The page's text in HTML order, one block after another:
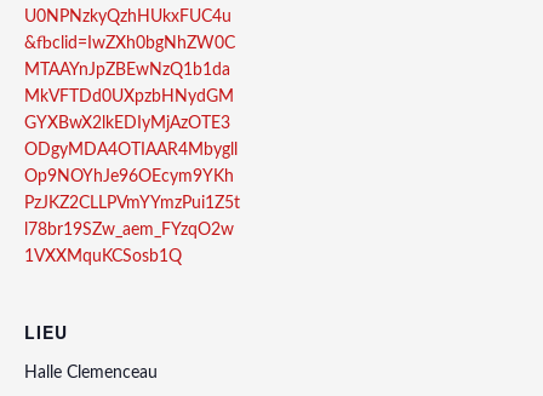
U0NPNzkyQzhHUkxFUC4u
&fbclid=IwZXh0bgNhZW0C
MTAAYnJpZBEwNzQ1b1da
MkVFTDd0UXpzbHNydGM
GYXBwX2lkEDIyMjAzOTE3
ODgyMDA4OTIAAR4Mbygll
Op9NOYhJe96OEcym9YKh
PzJKZ2CLLPVmYYmzPui1Z5t
l78br19SZw_aem_FYzqO2w
1VXXMquKCSosb1Q
LIEU
Halle Clemenceau